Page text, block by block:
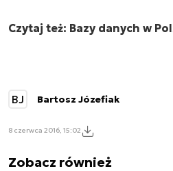
Czytaj też: Bazy danych w
BJ Bartosz Józefiak
8 czerwca 2016, 15:02
Zobacz również